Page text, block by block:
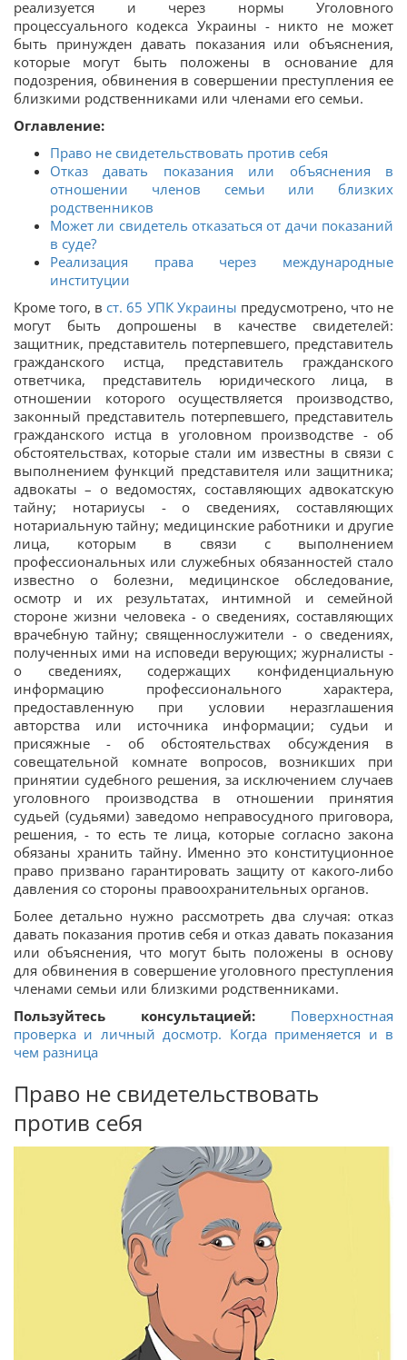
реализуется и через нормы Уголовного
процессуального кодекса Украины - никто не может
быть принужден давать показания или объяснения,
которые могут быть положены в основание для
подозрения, обвинения в совершении преступления ее
близкими родственниками или членами его семьи.
Оглавление:
Право не свидетельствовать против себя
Отказ давать показания или объяснения в
отношении членов семьи или близких
родственников
Может ли свидетель отказаться от дачи показаний
в суде?
Реализация права через международные
институции
Кроме того, вст. 65 УПК Украины предусмотрено, что не
могут быть допрошены в качестве свидетелей:
защитник, представитель потерпевшего, представитель
гражданского истца, представитель гражданского
ответчика, представитель юридического лица, в
отношении которого осуществляется производство,
законный представитель потерпевшего, представитель
гражданского истца в уголовном производстве - об
обстоятельствах, которые стали им известны в связи с
выполнением функций представителя или защитника;
адвокаты – о ведомостях, составляющих адвокатскую
тайну; нотариусы - о сведениях, составляющих
нотариальную тайну; медицинские работники и другие
лица, которым в связи с выполнением
профессиональных или служебных обязанностей стало
известно о болезни, медицинское обследование,
осмотр и их результатах, интимной и семейной
стороне жизни человека - о сведениях, составляющих
врачебную тайну; священнослужители - о сведениях,
полученных ими на исповеди верующих; журналисты -
о сведениях, сoдержащих конфиденциальную
информацию профессионального характера,
предоставленную при условии неразглашения
авторства или источника информации; судьи и
присяжные - об обстоятельствах обсуждения в
совещательной комнате вопросов, возникших при
принятии судебного решения, за исключением случаев
уголовного производства в отношении принятия
судьей (судьями) заведомо неправосудного приговора,
решения, - то есть те лица, которые согласно закона
обязаны хранить тайну. Именно это конституционное
право призвано гарантировать защиту от какого-либо
давления со стороны правоохранительных органов.
Более детально нужно рассмотреть два случая: отказ
давать показания против себя и отказ давать показания
или объяснения, что могут быть положены в основу
для обвинения в совершение уголовного преступления
членами семьи или близкими родственниками.
Пользуйтесь консультацией: Поверхностная
проверка и личный досмотр. Когда применяется и в
чем разница
Право не свидетельствовать
против себя